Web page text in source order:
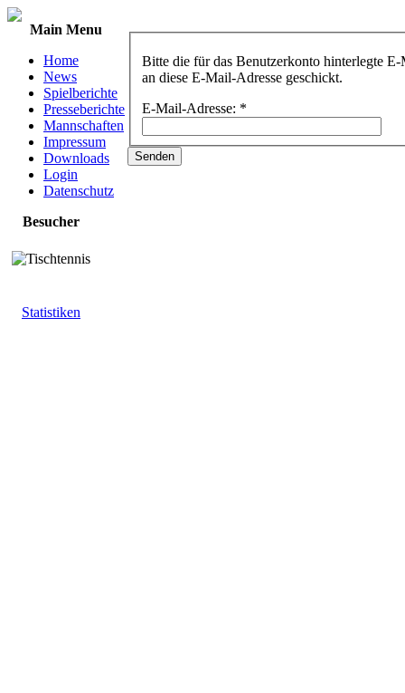
Main Menu
Home
News
Spielberichte
Presseberichte
Mannschaften
Impressum
Downloads
Login
Datenschutz
Besucher
Statistiken
Bitte die für das Benutzerkonto hinterlegte
an diese E-Mail-Adresse geschickt.
E-Mail-Adresse: *
Senden